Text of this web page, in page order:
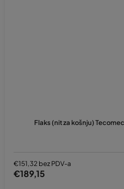
Flaks (nit za košnju)
€151,32 bez PDV-a
€189,15